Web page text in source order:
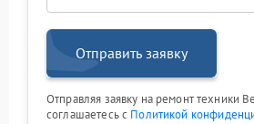
Отправить заявку
Отправляя заявку на ремонт техники
соглашаетесь с Политикой